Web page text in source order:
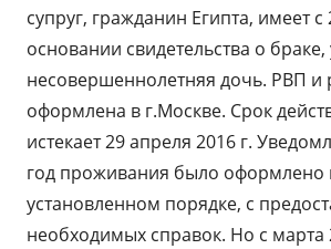
супруг, гражданин Египта, имеет
основании свидетельства о браке,
несовершеннолетняя дочь. РВП и
оформлена в г.Москве. Срок
истекает 29 апреля 2016 г.
год проживания было оформлено
установленном порядке, с
необходимых справок. Но с марта